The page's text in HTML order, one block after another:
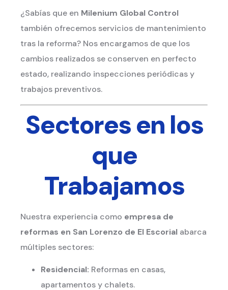
¿Sabías que en Milenium Global Control
también ofrecemos servicios de mantenimiento
tras la reforma? Nos encargamos de que los
cambios realizados se conserven en perfecto
estado, realizando inspecciones periódicas y
trabajos preventivos.
Sectores en los
que
Trabajamos
Nuestra experiencia como empresa de
reformas en San Lorenzo de El Escorial abarca
múltiples sectores:
Residencial: Reformas en casas,
apartamentos y chalets.